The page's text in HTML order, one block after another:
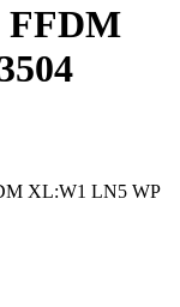
FFDM
XL:W1 LN5 WP